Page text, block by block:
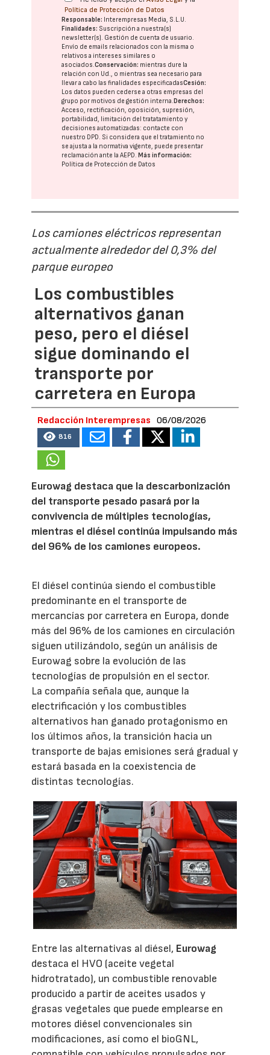
Política de Protección de Datos
Responsable: Interempresas Media, S.L.U.
Finalidades: Suscripción a nuestra(s)
newsletter(s). Gestión de cuenta de usuario.
Envío de emails relacionados con la misma o
relativos a intereses similares o
asociados.Conservación: mientras dure la
relación con Ud., o mientras sea necesario para
llevar a cabo las finalidades especificadasCesión:
Los datos pueden cederse a otras empresas del
grupo por motivos de gestión interna.Derechos:
Acceso, rectificación, oposición, supresión,
portabilidad, limitación del tratatamiento y
decisiones automatizadas: contacte con
nuestro DPD. Si considera que el tratamiento no
se ajusta a la normativa vigente, puede presentar
reclamación ante laAEPD.Más información:
Política de Protección de Datos
Los camiones eléctricos representan
actualmente alrededor del 0,3% del
parque europeo
Los combustibles
alternativos ganan
peso, pero el diésel
sigue dominando el
transporte por
carretera en Europa
Redacción Interempresas 06/08/2026
816
Eurowag destaca que la descarbonización
del transporte pesado pasará por la
convivencia de múltiples tecnologías,
mientras el diésel continúa impulsando más
del 96% de los camiones europeos.
El diésel continúa siendo el combustible
predominante en el transporte de
mercancías por carretera en Europa, donde
más del 96% de los camiones en circulación
siguen utilizándolo, según un análisis de
Eurowag sobre la evolución de las
tecnologías de propulsión en el sector.
La compañía señala que, aunque la
electrificación y los combustibles
alternativos han ganado protagonismo en
los últimos años, la transición hacia un
transporte de bajas emisiones será gradual y
estará basada en la coexistencia de
distintas tecnologías.
Entre las alternativas al diésel, Eurowag
destaca el HVO (aceite vegetal
hidrotratado), un combustible renovable
producido a partir de aceites usados y
grasas vegetales que puede emplearse en
motores diésel convencionales sin
modificaciones, así como el bioGNL,